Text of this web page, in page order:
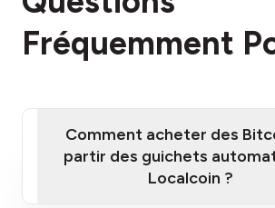
Fréquemment
Comment acheter des
partir des guichets
Localcoin ?